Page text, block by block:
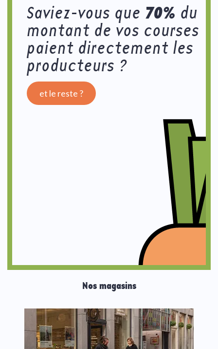
Saviez-vous que 70% du
montant de vos courses
paient directement les
producteurs ?
et le reste ?
Nos magasins